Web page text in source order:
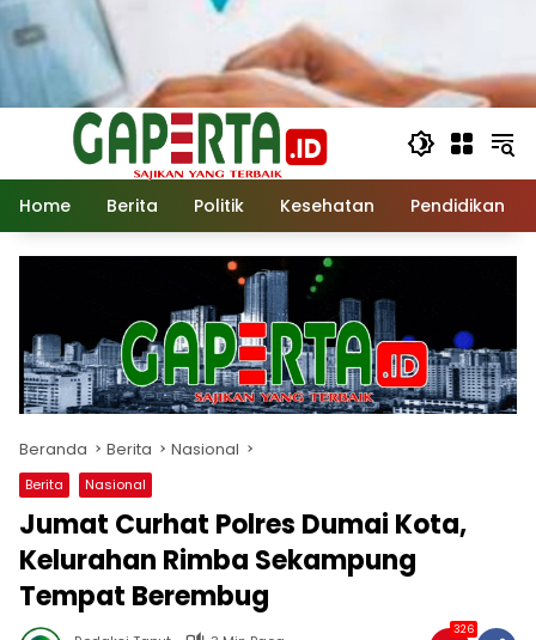
Home Berita Politik Kesehatan Pendidikan
Beranda Berita Nasional
Berita Nasional
Jumat Curhat Polres Dumai Kota,
Kelurahan Rimba Sekampung
Tempat Berembug
326